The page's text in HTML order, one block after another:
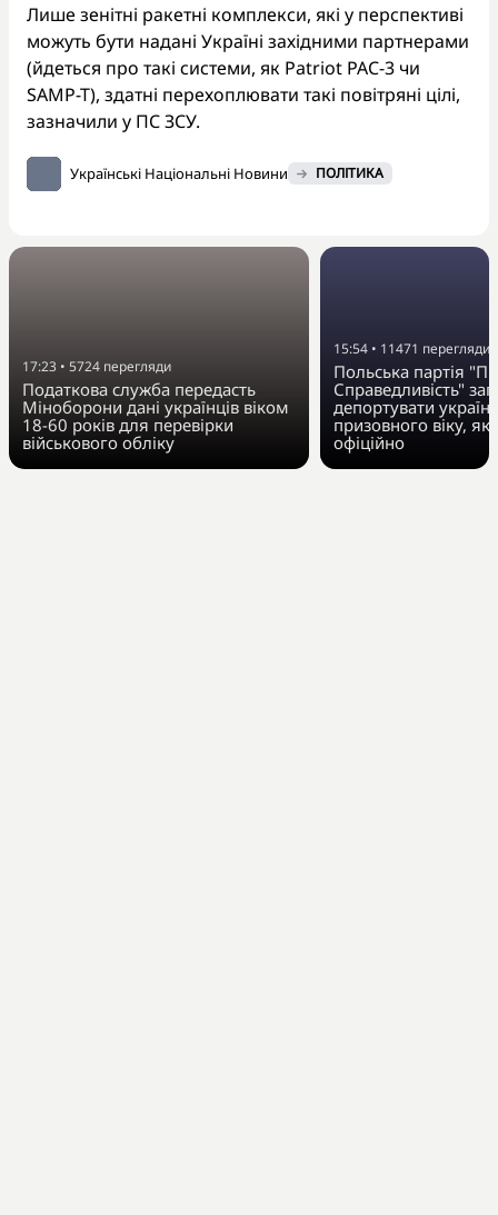
Лише зенітні ракетні комплекси, які у перспективі
можуть бути надані Україні західними партнерами
(йдеться про такі системи, як Patriot PAC-3 чи
SAMP-T), здатні перехоплювати такі повітряні цілі,
зазначили у ПС ЗСУ.
Українські Національні Новини ПОЛІТИКА
17:23 • 5724 перегляди
Податкова служба передасть
Міноборони дані українців віком
18-60 років для перевірки
військового обліку
15:54 • 11471 перегляди
Польська партія
Справедливість"
депортувати
призовного віку,
офіційно